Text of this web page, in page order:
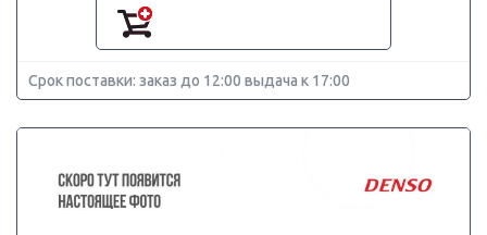
Срок поставки: заказ до 12:00 выдача к 17:00